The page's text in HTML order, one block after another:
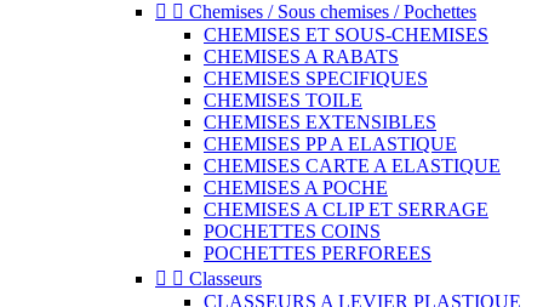
  Chemises / Sous chemises / Pochettes
CHEMISES ET SOUS-CHEMISES
CHEMISES A RABATS
CHEMISES SPECIFIQUES
CHEMISES TOILE
CHEMISES EXTENSIBLES
CHEMISES PP A ELASTIQUE
CHEMISES CARTE A ELASTIQUE
CHEMISES A POCHE
CHEMISES A CLIP ET SERRAGE
POCHETTES COINS
POCHETTES PERFOREES
  Classeurs
CLASSEURS A LEVIER PLASTIQUE